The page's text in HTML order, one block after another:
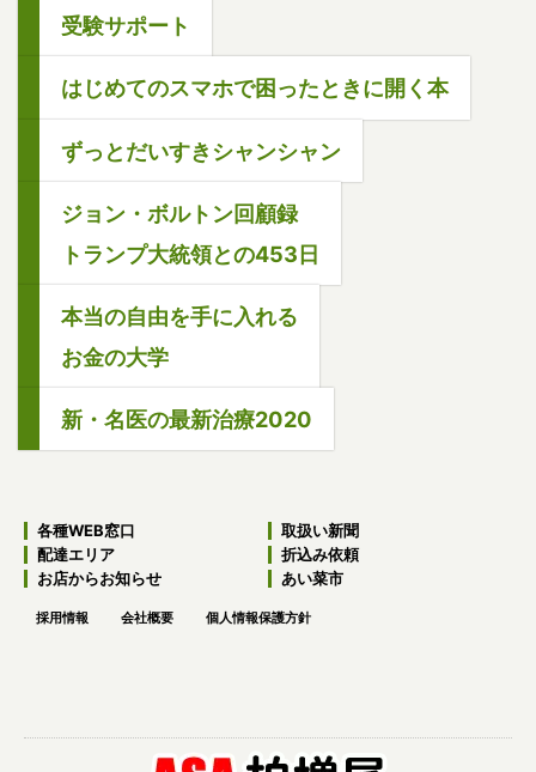
受験サポート
はじめてのスマホで困ったときに開く本
ずっとだいすきシャンシャン
ジョン・ボルトン回顧録
トランプ大統領との453日
本当の自由を手に入れる
お金の大学
新・名医の最新治療2020
各種WEB窓口
取扱い新聞
配達エリア
折込み依頼
お店からお知らせ
あい菜市
採用情報 会社概要 個人情報保護方針